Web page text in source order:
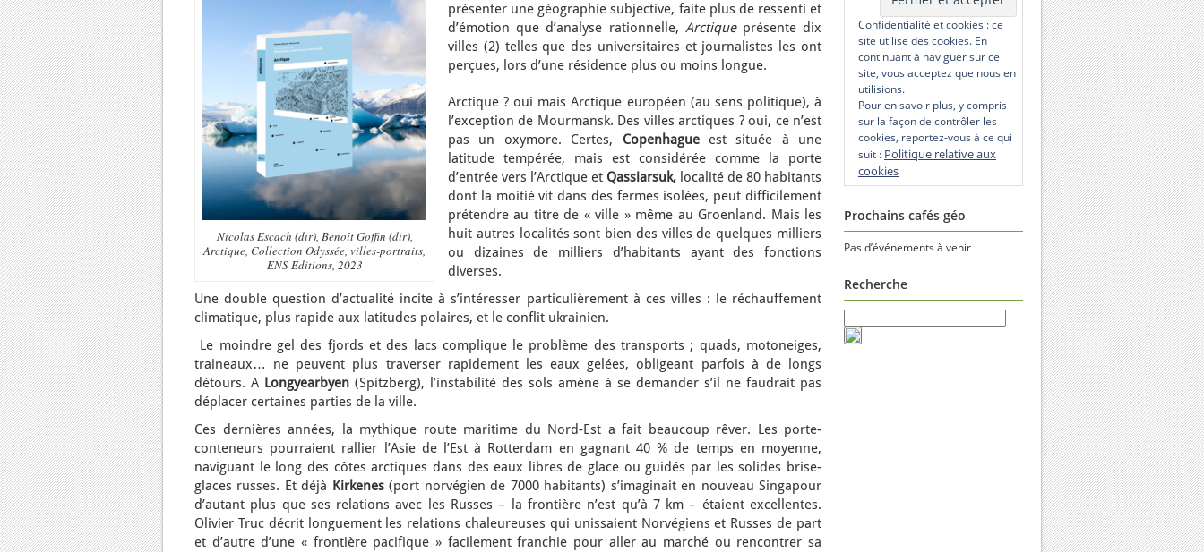
Nicolas Escach (dir), Benoît Goffin (dir),
Arctique, Collection Odyssée, villes-portraits,
ENS Editions, 2023
présenter une géographie subjective, faite plus de ressenti et
d’émotion que d’analyse rationnelle, Arctique présente dix
villes (2) telles que des universitaires et journalistes les ont
perçues, lors d’une résidence plus ou moins longue.
Arctique ? oui mais Arctique européen (au sens politique), à
l’exception de Mourmansk. Des villes arctiques ? oui, ce n’est
pas un oxymore. Certes, Copenhagueest située à une
latitude tempérée, mais est considérée comme la porte
d’entrée vers l’Arctique et Qassiarsuk, localité de 80 habitants
dont la moitié vit dans des fermes isolées, peut difficilement
prétendre au titre de « ville » même au Groenland. Mais les
huit autres localités sont bien des villes de quelques milliers
ou dizaines de milliers d’habitants ayant des fonctions
diverses.
Une double question d’actualité incite à s’intéresser particulièrement à ces villes : le réchauffement
climatique, plus rapide aux latitudes polaires, et le conflit ukrainien.
Le moindre gel des fjords et des lacs complique le problème des transports ; quads, motoneiges,
traineaux… ne peuvent plus traverser rapidement les eaux gelées, obligeant parfois à de longs
détours. A Longyearbyen (Spitzberg), l’instabilité des sols amène à se demander s’il ne faudrait pas
déplacer certaines parties de la ville.
Ces dernières années, la mythique route maritime du Nord-Est a fait beaucoup rêver. Les porte-
conteneurs pourraient rallier l’Asie de l’Est à Rotterdam en gagnant 40 % de temps en moyenne,
naviguant le long des côtes arctiques dans des eaux libres de glace ou guidés par les solides brise-
glaces russes. Et déjà Kirkenes(port norvégien de 7000 habitants) s’imaginait en nouveau Singapour
d’autant plus que ses relations avec les Russes – la frontière n’est qu’à 7 km – étaient excellentes.
Olivier Truc décrit longuement les relations chaleureuses qui unissaient Norvégiens et Russes de part
et d’autre d’une « frontière pacifique » facilement franchie pour aller au marché ou rencontrer sa
Confidentialité et cookies : ce
site utilise des cookies. En
continuant à naviguer sur ce
site, vous acceptez que nous en
utilisions.
Pour en savoir plus, y compris
sur la façon de contrôler les
cookies, reportez-vous à ce qui
suit : Politique relative aux
cookies
Prochains cafés géo
Pas d’événements à venir
Recherche